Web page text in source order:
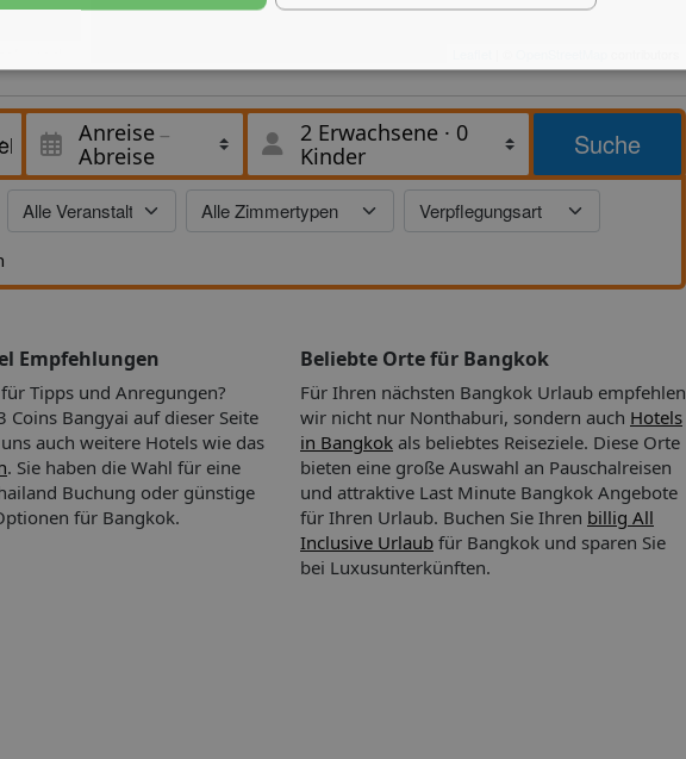
und
Anreise
Abreise
2 Erwachsene · 0
Kinder
Suche
Empfehlungen
Tipps und Anregungen?
Coins Bangyai auf dieser Seite
auch weitere Hotels wie das
. Sie haben die Wahl für eine
Buchung oder günstige
für Bangkok.
Beliebte Orte für Bangkok
Für Ihren nächsten Bangkok Urlaub empfehlen
wir nicht nur Nonthaburi, sondern auch Hotels
in Bangkok als beliebtes Reiseziele. Diese Orte
bieten eine große Auswahl an Pauschalreisen
und attraktive Last Minute Bangkok Angebote
für Ihren Urlaub. Buchen Sie Ihren billig All
Inclusive Urlaub für Bangkok und sparen Sie
bei Luxusunterkünften.